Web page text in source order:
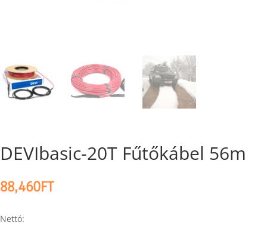
DEVIbasic-20T Fűtőkábel 56m
88,460FT
Nettó: